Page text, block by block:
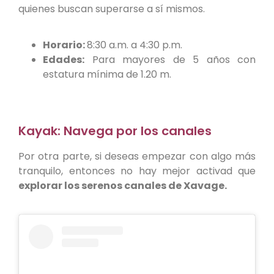
quienes buscan superarse a sí mismos.
Horario:8:30 a.m. a 4:30 p.m.
Edades: Para mayores de 5 años con
estatura mínima de 1.20 m.
Kayak: Navega por los canales
Por otra parte, si deseas empezar con algo más
tranquilo, entonces no hay mejor activad que
explorar los serenos canales de Xavage.